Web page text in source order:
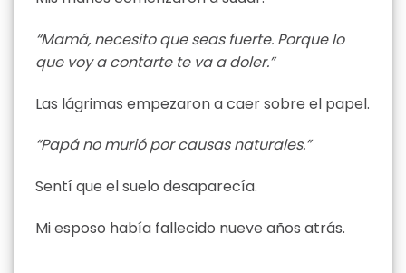
“Mamá, necesito que seas fuerte. Porque lo
que voy a contarte te va a doler.”
Las lágrimas empezaron a caer sobre el papel.
“Papá no murió por causas naturales.”
Sentí que el suelo desaparecía.
Mi esposo había fallecido nueve años atrás.